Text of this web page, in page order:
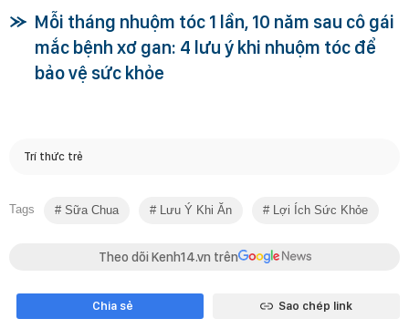
Mỗi tháng nhuộm tóc 1 lần, 10 năm sau cô gái
mắc bệnh xơ gan: 4 lưu ý khi nhuộm tóc để
bảo vệ sức khỏe
Trí thức trẻ
Tags Sữa Chua Lưu Ý Khi Ăn Lợi Ích Sức Khỏe
Theo dõi Kenh14.vn trên
Chia sẻ Sao chép link